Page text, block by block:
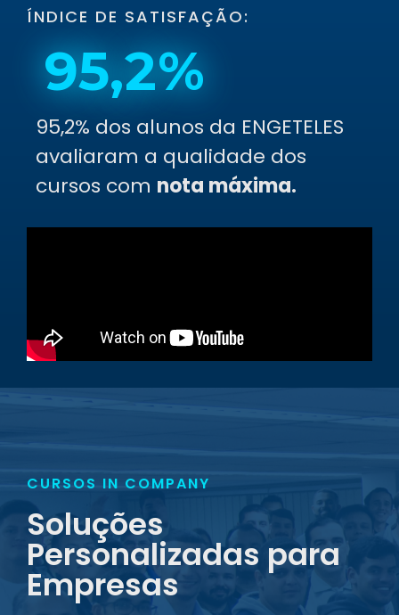
ÍNDICE DE SATISFAÇÃO:
95,2%
95,2% dos alunos da ENGETELES
avaliaram a qualidade dos
cursos com nota máxima.
CURSOS IN COMPANY
Soluções
Personalizadas para
Empresas